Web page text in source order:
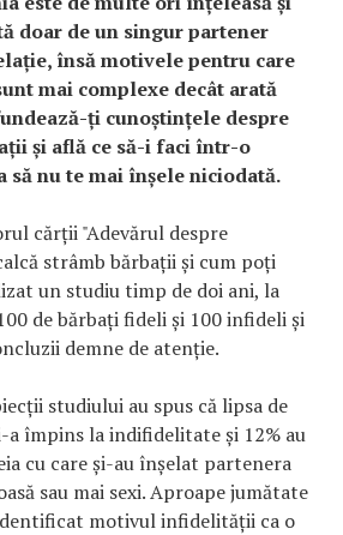
doar de un singur partener
însă motivele pentru care
mai complexe decât arată
ți cunoștințele despre
și află ce să-i faci într-o
să nu te mai înșele niciodată.
cărții "Adevărul despre
strâmb bărbații și cum poți
un studiu timp de doi ani, la
de bărbați fideli și 100 infideli și
demne de atenție.
studiului au spus că lipsa de
a împins la indifidelitate și 12% au
cu care și-au înșelat partenera
sau mai sexi. Aproape jumătate
motivul infidelității ca o